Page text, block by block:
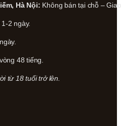
Hà Nội: Không bán tại chỗ –
2 ngày.
48 tiếng.
từ 18 tuổi trở lên.